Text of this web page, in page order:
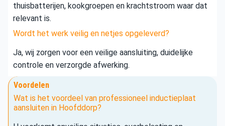
thuisbatterijen, kookgroepen en krachtstroom waar dat
relevant is.
Wordt het werk veilig en netjes opgeleverd?
Ja, wij zorgen voor een veilige aansluiting, duidelijke
controle en verzorgde afwerking.
Voordelen
Wat is het voordeel van professioneel inductieplaat
aansluiten in Hoofddorp?